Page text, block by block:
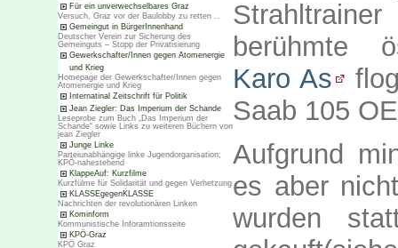
Für ein unverwechselbares Graz
Versuch, Graz vor der Baulobby zu retten ..
Gemeingut in BürgerInnenhand
Deutscher Verein zur Sicherung des
Gemeinguts – Stopp der Privatisierung
Gewerkschafter/Innen gegen Atomenergie
und Krieg
Homepage der Gewerkschafter/Innen gegen
Atomenergie und Krieg
Internatinal Zeitschrift für Politik
Jean Ziegler: Das Imperium der Schande
Leseprobe zum Buch „Das Imperium der
Schande“ sowie Links zu weiteren Büchern von
jean Ziegler
Junge Linke
Parteiunabhängige linke Jugendorganisation;
KPÖ-nahestehend
KlappeAuf: Kurzfilme
Kurzfülme für Solidarität und gegen Verhetzung
KLASSEgegenKLASSE
Nachrichten der revolutionären Linken
Kominform
Kommunistische Inforamtionsseite
KPÖ-Graz
KPÖ Graz
berühmte
Karo As
Saab 105
Aufgrund
es aber
wurden